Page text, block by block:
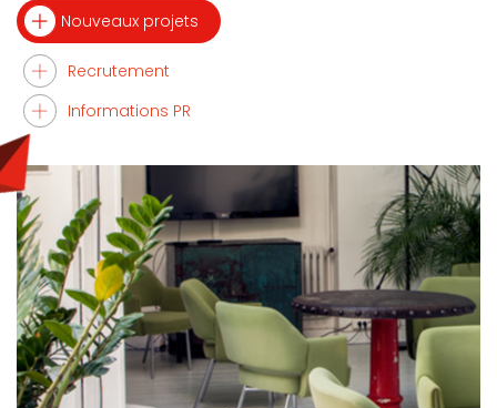
Nouveaux projets
Recrutement
Informations PR